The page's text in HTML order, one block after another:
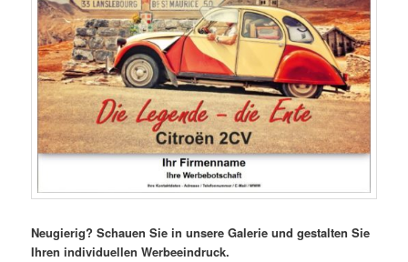
Neugierig? Schauen Sie in unsere Galerie und gestalten Sie
Ihren individuellen Werbeeindruck.